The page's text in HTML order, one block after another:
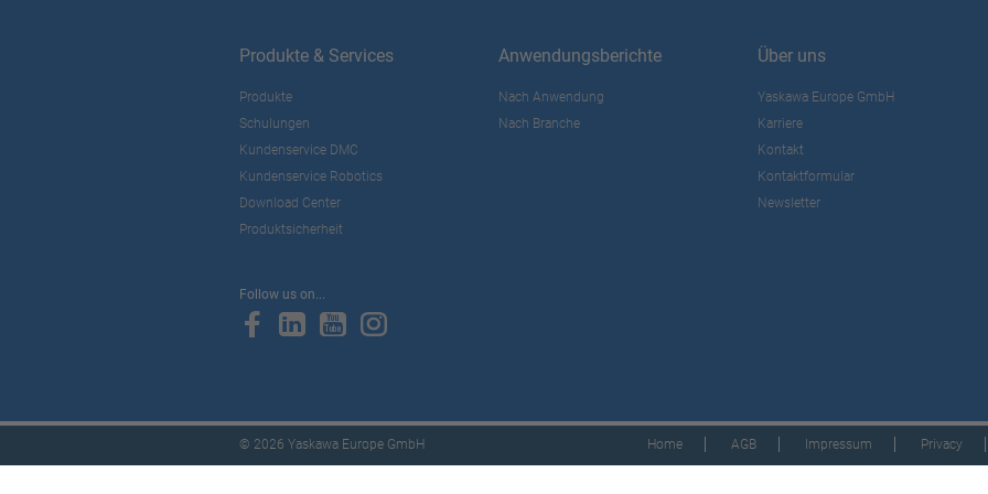
Produkte & Services
Produkte
Schulungen
Kundenservice DMC
Kundenservice Robotics
Download Center
Produktsicherheit
Anwendungsberichte
Nach Anwendung
Nach Branche
Über uns
Yaskawa Europe GmbH
Karriere
Kontakt
Kontaktformular
Newsletter
Follow us on...
© 2026 Yaskawa Europe GmbH Home AGB Impressum Privacy